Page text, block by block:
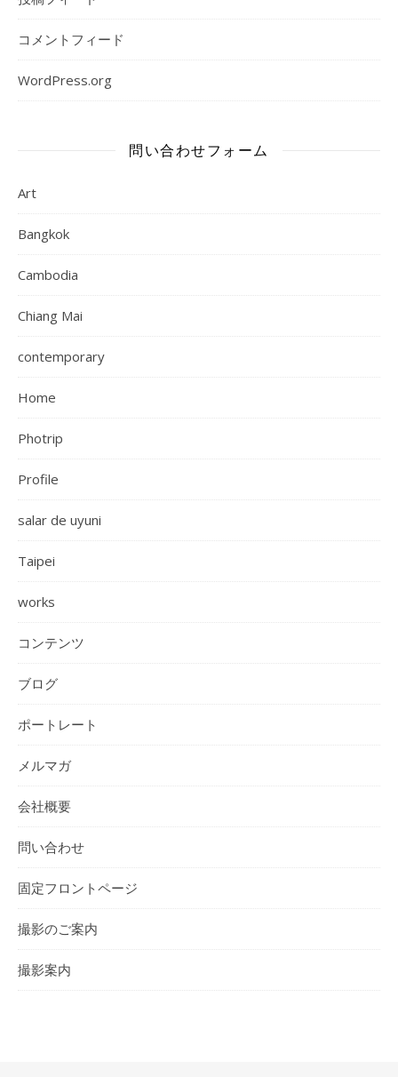
コメントフィード
WordPress.org
問い合わせフォーム
Art
Bangkok
Cambodia
Chiang Mai
contemporary
Home
Photrip
Profile
salar de uyuni
Taipei
works
コンテンツ
ブログ
ポートレート
メルマガ
会社概要
問い合わせ
固定フロントページ
撮影のご案内
撮影案内